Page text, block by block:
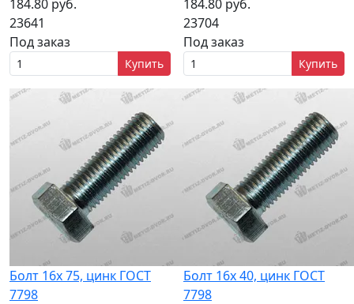
184.80 руб.
23641
Под заказ
Купить
184.80 руб.
23704
Под заказ
Купить
Болт 16х 75, цинк ГОСТ
7798
Болт 16х 40, цинк ГОСТ
7798